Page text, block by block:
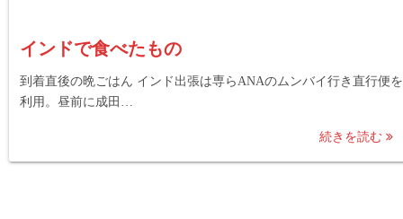
インドで食べたもの
到着直後の晩ごはん インド出張は専らANAのムンバイ行き直行便を
利用。昼前に成田…
続きを読む